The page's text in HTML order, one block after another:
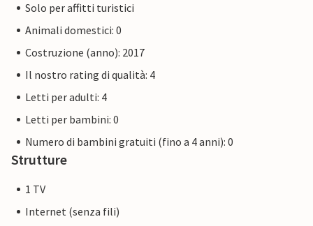
Solo per affitti turistici
Animali domestici: 0
Costruzione (anno): 2017
Il nostro rating di qualità: 4
Letti per adulti: 4
Letti per bambini: 0
Numero di bambini gratuiti (fino a 4 anni): 0
Strutture
1 TV
Internet (senza fili)